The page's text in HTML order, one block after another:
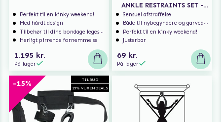
Perfekt til en kinky weekend!
Med hårdt design
Tilbehør til dine bondage legesager
Herligt pirrende fornemmelse
1.195 kr.
På lager
ANKLE RESTRAINTS SET -
BLACK
Sensuel afstraffelse
Både til nybegyndere og garvede eksperter
Perfekt til en kinky weekend!
Justerbar
69 kr.
På lager
TILBUD
15% VUXENDEALS
-15%